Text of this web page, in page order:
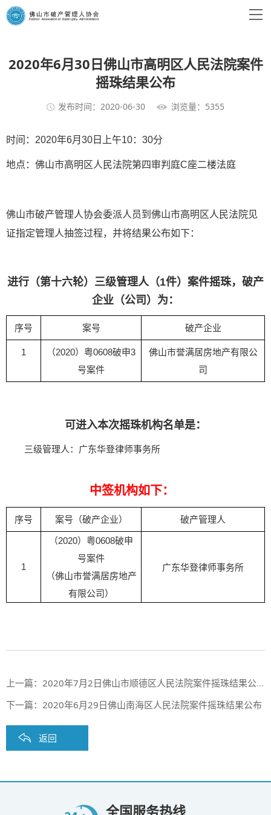
2020年6月30日佛山市高明区人民法院案件
摇珠结果公布
发布时间：2020-06-30 浏览量：5355
时间：2020年6月30日上午10：30分
地点：佛山市高明区人民法院第四审判庭C座二楼法庭
佛山市破产管理人协会委派人员到佛山市高明区人民法院见
证指定管理人抽签过程，并将结果公布如下：
进行（第十六轮）三级管理人（1件）案件摇珠，破产
企业（公司）为：
序号 案号 破产企业
1
（2020）粤0608破申3
号案件
佛山市誉满居房地产有限公
司
可进入本次摇珠机构名单是：
三级管理人：广东华登律师事务所
中签机构如下：
序号 案号（破产企业） 破产管理人
1
（2020）粤0608破申
号案件
（佛山市誉满居房地产
有限公司）
广东华登律师事务所
上一篇： 2020年7月2日佛山市顺德区人民法院案件摇珠结果公布
下一篇： 2020年6月29日佛山南海区人民法院案件摇珠结果公布
返回
全国服务热线